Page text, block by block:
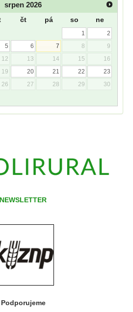
srpen 2026
čt pá so ne
1
2
5 6 7 8
9
12 13 14 15
16
19 20 21 22
23
26 27 28 29
30
NEWSLETTER
Podporujeme